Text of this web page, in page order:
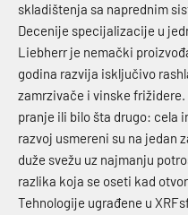
skladištenja sa naprednim
Decenije specijalizacije u
Liebherr je nemački
godina razvija isključivo
zamrzivače i vinske
pranje ili bilo šta drugo: cela
razvoj usmereni su na jedan
duže svežu uz najmanju
razlika koja se oseti kad
Tehnologije ugrađene u